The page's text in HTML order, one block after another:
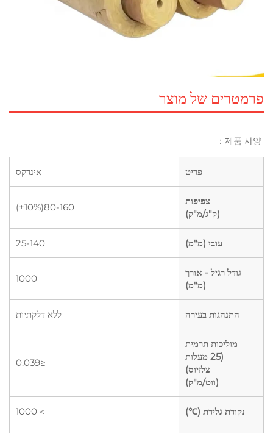
פרמטרים של מוצר
제품 사양：
פריט אינדקס
צפיפות
(ק"ג/מ"ק)
80-160(±10%)
עובי (מ"מ) 25-140
גודל רגיל - אורך
(מ"מ)
1000
התנהגות בעירה ללא דלקתיות
מוליכות תרמית
(25 מעלות
צלזיוס)
(ווט/מ"ק)
≤0.039
נקודת גלידת (℃) ＞1000